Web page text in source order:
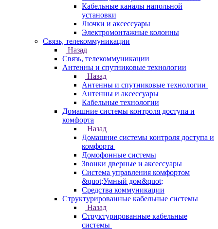
Кабельные каналы напольной
установки
Лючки и аксессуары
Электромонтажные колонны
Связь, телекоммуникации
Назад
Связь, телекоммуникации
Антенны и спутниковые технологии
Назад
Антенны и спутниковые технологии
Антенны и аксессуары
Кабельные технологии
Домашние системы контроля доступа и
комфорта
Назад
Домашние системы контроля доступа и
комфорта
Домофонные системы
Звонки дверные и аксессуары
Система управления комфортом
&quot;Умный дом&quot;
Средства коммуникации
Структурированные кабельные системы
Назад
Структурированные кабельные
системы